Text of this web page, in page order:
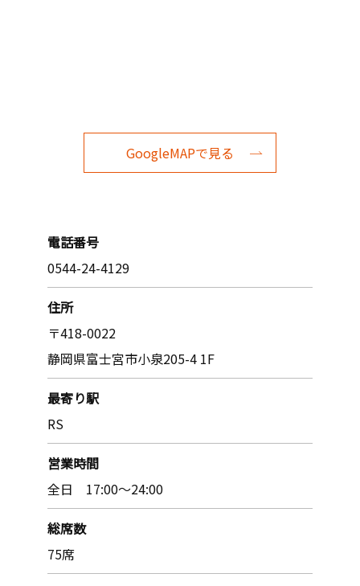
GoogleMAPで見る
電話番号
0544-24-4129
住所
〒418-0022
静岡県富士宮市小泉205-4 1F
最寄り駅
RS
営業時間
全日 17:00〜24:00
総席数
75席